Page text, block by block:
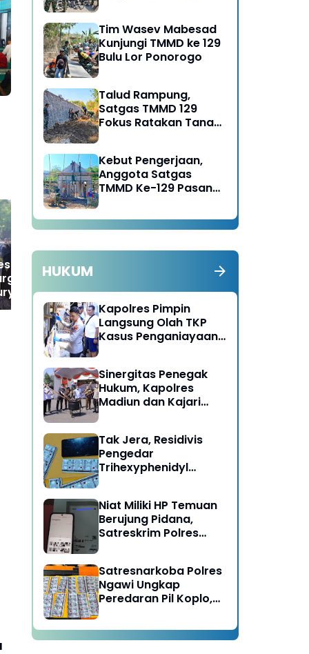
Madiun Terima
dari Bupati
Atas
Menjaga
Kabupaten
Ponorogo Terus Kebut
Penyaluran Bantuan
Pangan Kepada 139 Ribu
KPM Tahun 2026
Tim Wasev Mabesad
Kunjungi TMMD ke 129
Bulu Lor Ponorogo
Talud Rampung,
Satgas TMMD 129
Fokus Ratakan Tanah
Kebut Pengerjaan,
Anggota Satgas
TMMD Ke-129 Pasang
Rumah Sasaran Rehab
RTLH
HUKUM
Kapolres Pimpin
Langsung Olah TKP
Kasus Penganiayaan
Ngawi
Sinergitas Penegak
Hukum, Kapolres
Madiun dan Kajari
Umum
Tak Jera, Residivis
Pengedar
Trihexyphenidyl
Ngawi
Niat Miliki HP Temuan
Berujung Pidana,
Satreskrim Polres
Satresnarkoba Polres
Ngawi Ungkap
Peredaran Pil Koplo,
Diamankan